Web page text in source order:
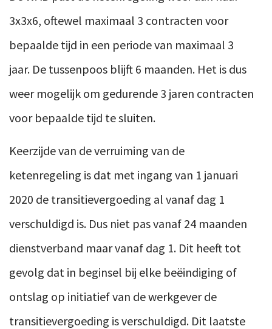
3x3x6, oftewel maximaal 3 contracten voor
bepaalde tijd in een periode van maximaal 3
jaar. De tussenpoos blijft 6 maanden. Het is dus
weer mogelijk om gedurende 3 jaren contracten
voor bepaalde tijd te sluiten.
Keerzijde van de verruiming van de
ketenregeling is dat met ingang van 1 januari
2020 de transitievergoeding al vanaf dag 1
verschuldigd is. Dus niet pas vanaf 24 maanden
dienstverband maar vanaf dag 1. Dit heeft tot
gevolg dat in beginsel bij elke beëindiging of
ontslag op initiatief van de werkgever de
transitievergoeding is verschuldigd. Dit laatste